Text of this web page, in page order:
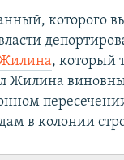
которого
, который
Жилина
в колонии